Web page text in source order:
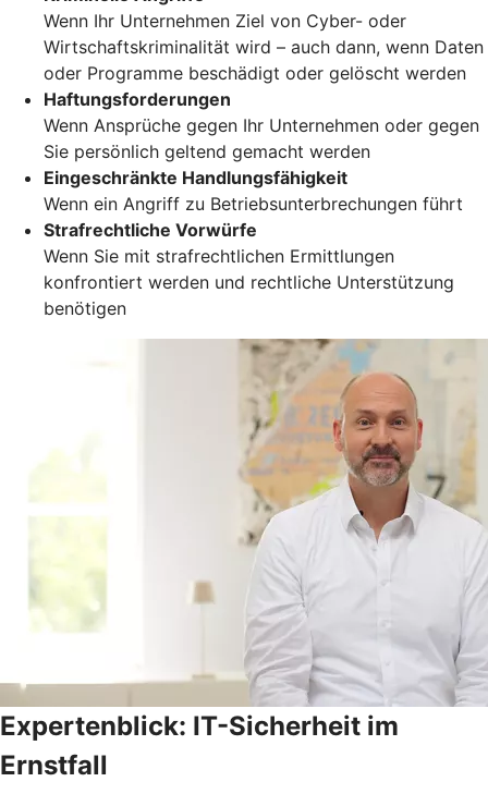
Wenn Ihr Unternehmen Ziel von Cyber- oder
Wirtschaftskriminalität wird – auch dann, wenn Daten
oder Programme beschädigt oder gelöscht werden
Haftungsforderungen
Wenn Ansprüche gegen Ihr Unternehmen oder gegen
Sie persönlich geltend gemacht werden
Eingeschränkte Handlungsfähigkeit
Wenn ein Angriff zu Betriebsunterbrechungen führt
Strafrechtliche Vorwürfe
Wenn Sie mit strafrechtlichen Ermittlungen
konfrontiert werden und rechtliche Unterstützung
benötigen
Expertenblick: IT-Sicherheit im
Ernstfall